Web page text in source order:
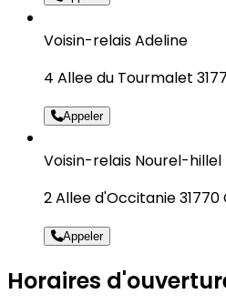
Voisin-relais Adeline
4 Allee du Tourmalet
Appeler
Voisin-relais Nourel-hillel
2 Allee d'Occitanie
Appeler
Horaires